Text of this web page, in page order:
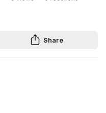
Share